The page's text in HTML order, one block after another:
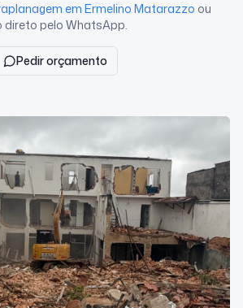
em Ermelino Matarazzo ou
pelo WhatsApp.
Pedir orçamento